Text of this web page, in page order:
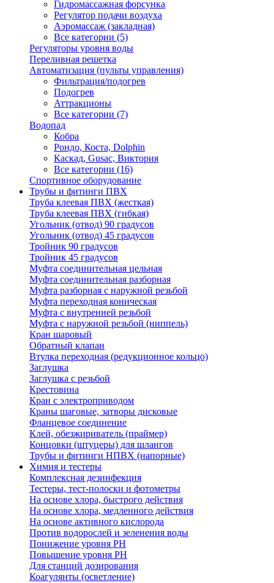
Гидромассажная форсунка
Регулятор подачи воздуха
Аэромассаж (закладная)
Все категории (5)
Регуляторы уровня воды
Переливная решетка
Автоматизация (пульты управления)
Фильтрация/подогрев
Подогрев
Аттракционы
Все категории (7)
Водопад
Кобра
Рондо, Коста, Dolphin
Каскад, Gusac, Виктория
Все категории (16)
Спортивное оборудование
Трубы и фитинги ПВХ
Труба клеевая ПВХ (жесткая)
Труба клеевая ПВХ (гибкая)
Угольник (отвод) 90 градусов
Угольник (отвод) 45 градусов
Тройник 90 градусов
Тройник 45 градусов
Муфта соединительная цельная
Муфта соединительная разборная
Муфта разборная с наружной резьбой
Муфта переходная коническая
Муфта с внутренней резьбой
Муфта с наружной резьбой (ниппель)
Кран шаровый
Обратный клапан
Втулка переходная (редукционное кольцо)
Заглушка
Заглушка с резьбой
Крестовина
Кран с электроприводом
Краны шаговые, затворы дисковые
Фланцевое соединение
Клей, обезжириватель (праймер)
Концовки (штуцеры) для шлангов
Трубы и фитинги НПВХ (напорные)
Химия и тестеры
Комплексная дезинфекция
Тестеры, тест-полоски и фотометры
На основе хлора, быстрого действия
На основе хлора, медленного действия
На основе активного кислорода
Против водорослей и зеленения воды
Понижение уровня РН
Повышение уровня РН
Для станций дозирования
Коагулянты (осветление)